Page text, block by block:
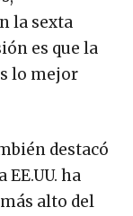
la sexta
es que la
lo mejor
destacó
ha
alto del